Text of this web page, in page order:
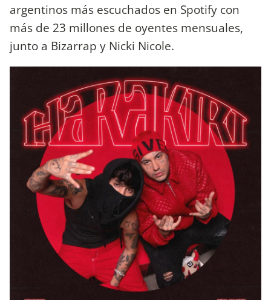
argentinos más escuchados en Spotify con
más de 23 millones de oyentes mensuales,
junto a Bizarrap y Nicki Nicole.